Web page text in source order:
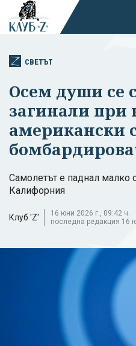
СВЕТЪТ
Осем души се
загинали при
американски
Самолетът е паднал малко
Калифорния
Клуб 'Z'
16 юни 2026 г., 09:42 ч.
последна редакция 16